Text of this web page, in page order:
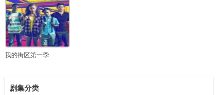
我的街区第一季
剧集分类